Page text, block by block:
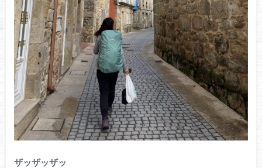
ザッザッザッ